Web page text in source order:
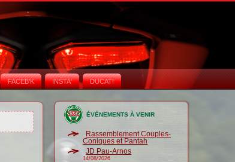
FACEB'K INSTA‘ DUCATI
ÉVÉNEMENTS À VENIR
Rassemblement Couples-
Coniques et Pantah
JD Pau-Arnos
14/08/2026